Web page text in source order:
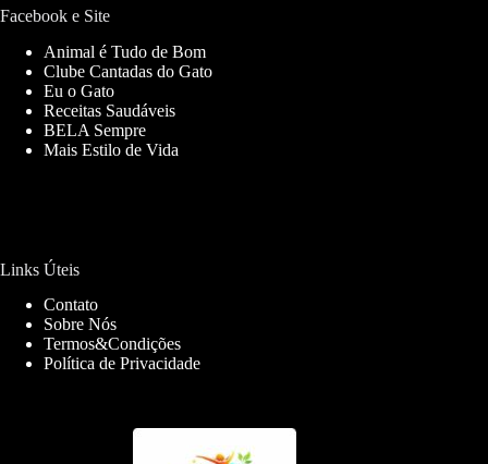
Facebook e Site
Animal é Tudo de Bom
Clube Cantadas do Gato
Eu o Gato
Receitas Saudáveis
BELA Sempre
Mais Estilo de Vida
Links Úteis
Contato
Sobre Nós
Termos&Condições
Política de Privacidade